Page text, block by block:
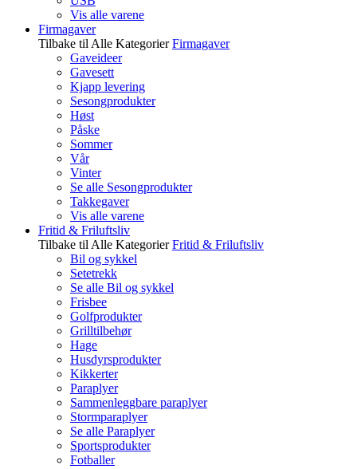
Vis alle varene
Firmagaver
Tilbake til Alle Kategorier Firmagaver
Gaveideer
Gavesett
Kjapp levering
Sesongprodukter
Høst
Påske
Sommer
Vår
Vinter
Se alle Sesongprodukter
Takkegaver
Vis alle varene
Fritid & Friluftsliv
Tilbake til Alle Kategorier Fritid & Friluftsliv
Bil og sykkel
Setetrekk
Se alle Bil og sykkel
Frisbee
Golfprodukter
Grilltilbehør
Hage
Husdyrsprodukter
Kikkerter
Paraplyer
Sammenleggbare paraplyer
Stormparaplyer
Se alle Paraplyer
Sportsprodukter
Fotballer